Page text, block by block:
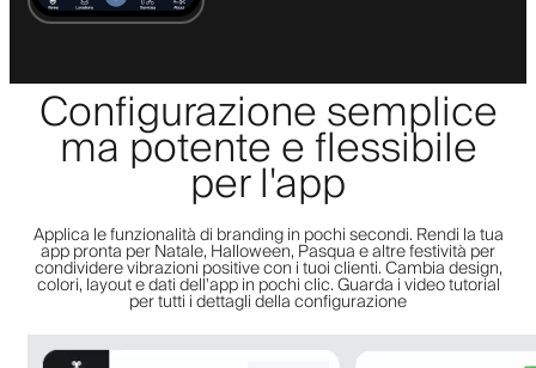
Configurazione semplice
ma potente e flessibile
per l'app
Applica le funzionalità di branding in pochi secondi. Rendi la tua
app pronta per Natale, Halloween, Pasqua e altre festività per
condividere vibrazioni positive con i tuoi clienti. Cambia design,
colori, layout e dati dell'app in pochi clic. Guarda i video tutorial
per tutti i dettagli della configurazione